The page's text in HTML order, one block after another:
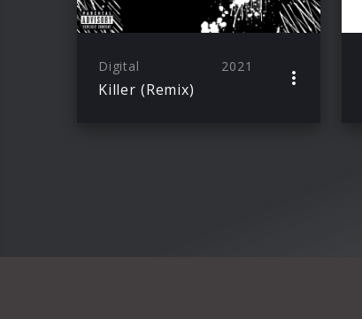
Digital 2021
Killer (Remix)